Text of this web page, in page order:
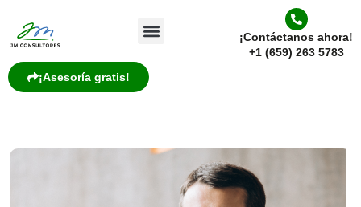
¡Contáctanos ahora!
+1 (659) 263 5783
¡Asesoría gratis!